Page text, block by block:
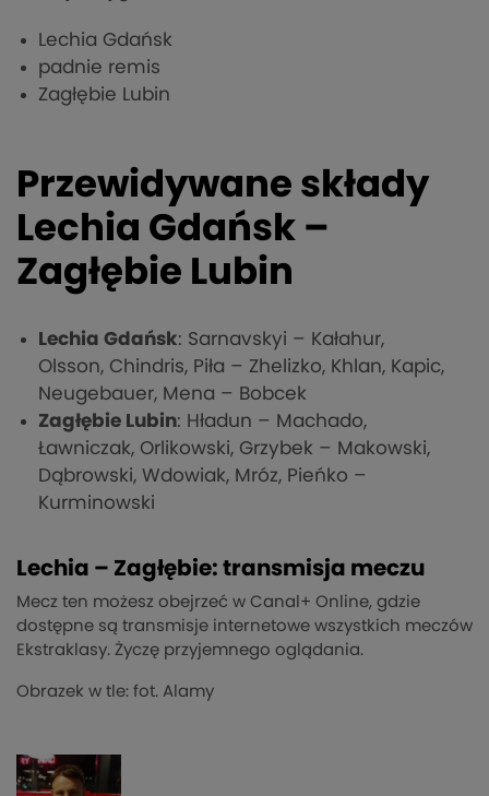
Lechia Gdańsk
padnie remis
Zagłębie Lubin
Przewidywane składy
Lechia Gdańsk –
Zagłębie Lubin
Lechia Gdańsk: Sarnavskyi – Kałahur,
Olsson, Chindris, Piła – Zhelizko, Khlan, Kapic,
Neugebauer, Mena – Bobcek
Zagłębie Lubin: Hładun – Machado,
Ławniczak, Orlikowski, Grzybek – Makowski,
Dąbrowski, Wdowiak, Mróz, Pieńko –
Kurminowski
Lechia – Zagłębie: transmisja meczu
Mecz ten możesz obejrzeć w Canal+ Online, gdzie
dostępne są transmisje internetowe wszystkich meczów
Ekstraklasy. Życzę przyjemnego oglądania.
Obrazek w tle: fot. Alamy